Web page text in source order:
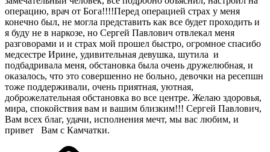
операцию, врач от Бога!!!!Перед операцией страх у меня
конечно был, не могла представить как все будет проходить и
я буду не в наркозе, но Сергей Павлович отвлекал меня
разговорами и и страх мой прошел быстро, огромное спасибо
медсестре Ирине, удивительная девушка, шутила и
подбадривала меня, обстановка была очень дружелюбная, и
оказалось, что это совершенно не больно, девочки на ресепшн
тоже поддерживали, очень приятная, уютная,
доброжелательная обстановка во все центре. Желаю здоровья,
мира, спокойствия вам и вашим близким!!! Сергей Павлович,
Вам всех благ, удачи, исполнения мечт, мы вас любим, и
привет Вам с Камчатки.